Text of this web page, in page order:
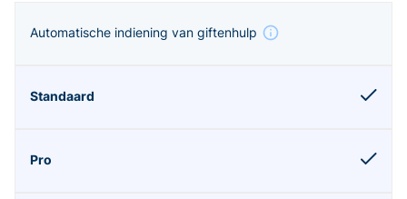
Automatische indiening van giftenhulp